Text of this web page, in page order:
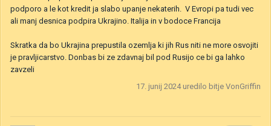
podporo a le kot kredit ja slabo upanje nekaterih. V Evropi pa tudi vec
ali manj desnica podpira Ukrajino. Italija in v bodoce Francija
Skratka da bo Ukrajina prepustila ozemlja ki jih Rus niti ne more osvojiti
je pravljicarstvo. Donbas bi ze zdavnaj bil pod Rusijo ce bi ga lahko
zavzeli
17. junij 2024uredilo bitje VonGriffin